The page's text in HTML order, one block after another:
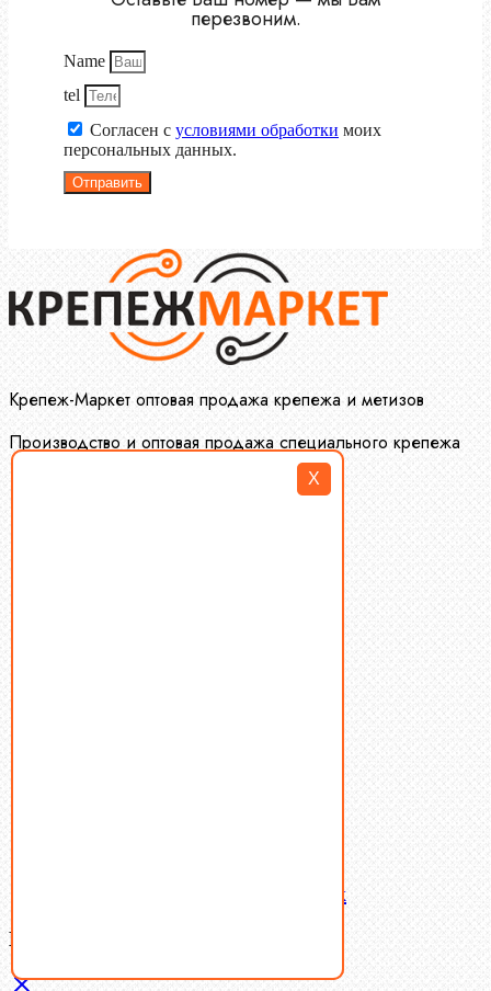
X
перезвоним.
Name
tel
Согласен с условиями обработки моих
персональных данных.
Отправить
Крепеж-Маркет оптовая продажа крепежа и метизов
Производство и оптовая продажа специального крепежа
Латунный и бронзовый крепеж
Ваша корзина